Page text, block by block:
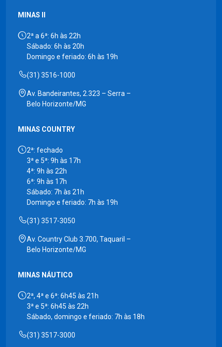
MINAS II
2ª a 6ª: 6h às 22h
Sábado: 6h às 20h
Domingo e feriado: 6h às 19h
(31) 3516-1000
Av. Bandeirantes, 2.323 – Serra –
Belo Horizonte/MG
MINAS COUNTRY
2ª: fechado
3ª e 5ª: 9h às 17h
4ª: 9h às 22h
6ª: 9h às 17h
Sábado: 7h às 21h
Domingo e feriado: 7h às 19h
(31) 3517-3050
Av. Country Club 3.700, Taquaril –
Belo Horizonte/MG
MINAS NÁUTICO
2ª, 4ª e 6ª: 6h45 às 21h
3ª e 5ª: 6h45 às 22h
Sábado, domingo e feriado: 7h às 18h
(31) 3517-3000